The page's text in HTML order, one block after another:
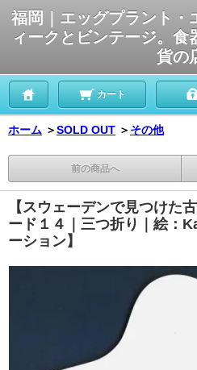
福岡｜エッグプラント・
ィークとビンテージ。
貨の
カート
ホーム ＞SOLD OUT ＞ その他
前の商品へ
【スウェーデンで見つけた
ード１４｜三つ折り｜絵：
ーション】